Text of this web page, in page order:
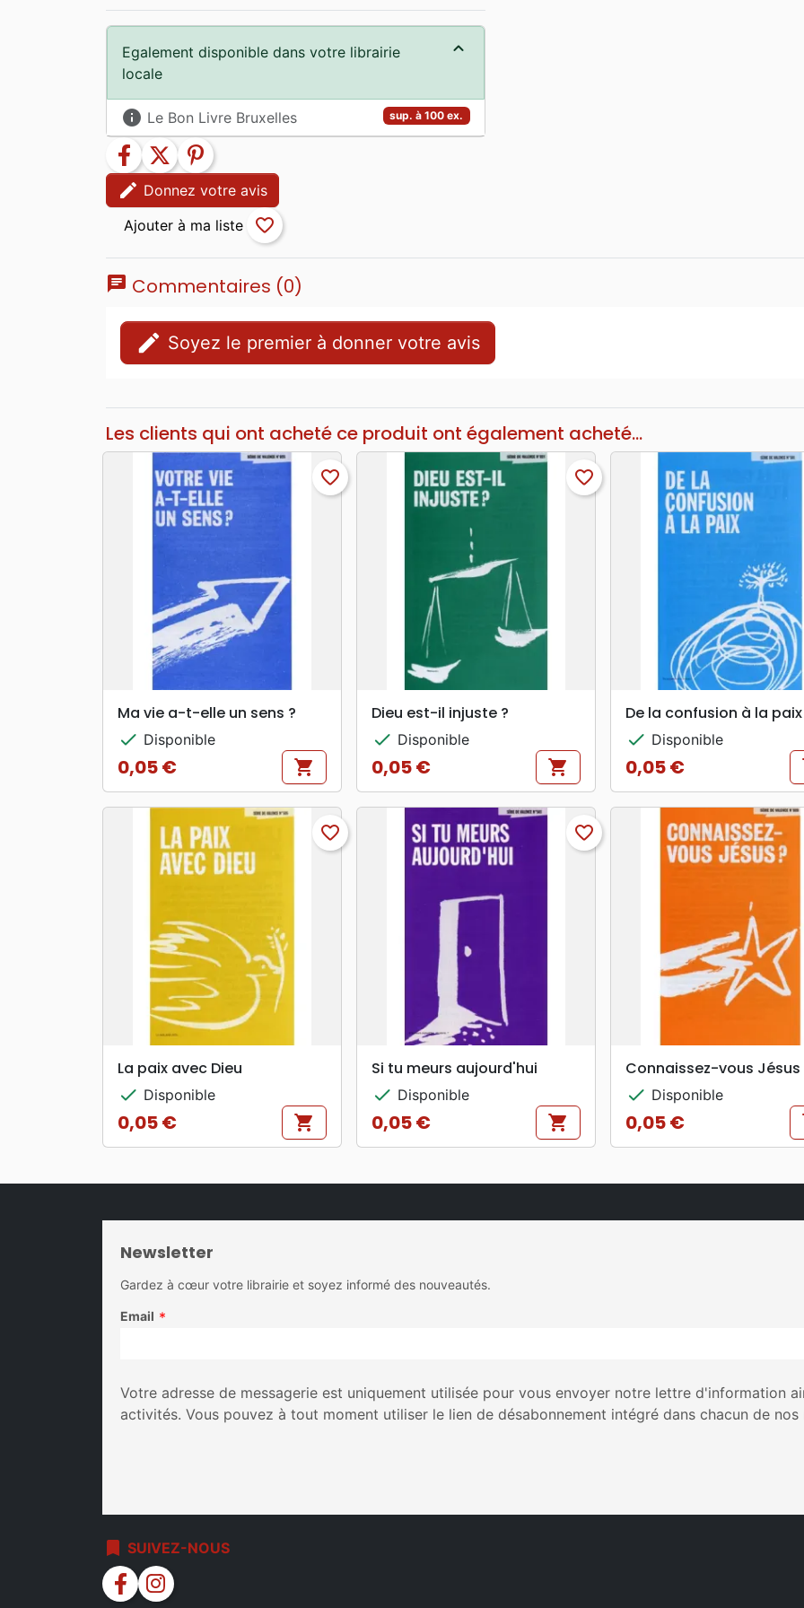
Egalement disponible dans votre librairie
locale
sup. à 100 ex.
info Le Bon Livre Bruxelles
facebook twitter
pinterest
edit Donnez votre avis
favorite_border
chat Commentaires (0)
edit Soyez le premier à donner votre avis
Les clients qui ont acheté ce produit ont également acheté...
search APERÇU RAPIDE
favorite_border
Ma vie a-t-elle un sens ?
check Disponible
Prix
0,05 € shopping_cart
search APERÇU RAPIDE
favorite_border
Dieu est-il injuste ?
check Disponible
Prix
0,05 € shopping_cart
search APERÇU RAPIDE
De la confusion à la paix
check Disponible
Prix
0,05 €
search APERÇU RAPIDE
favorite_border
La paix avec Dieu
check Disponible
Prix
0,05 € shopping_cart
search APERÇU RAPIDE
favorite_border
Si tu meurs aujourd'hui
check Disponible
Prix
0,05 € shopping_cart
search APERÇU RAPIDE
Connaissez-vous Jésus
check Disponible
Prix
0,05 €
Newsletter
Gardez à cœur votre librairie et soyez informé des nouveautés.
Email *
Votre adresse de messagerie est uniquement utilisée pour vous envoyer notre lettre d'information
activités. Vous pouvez à tout moment utiliser le lien de désabonnement intégré dans chacun de nos
bookmark SUIVEZ-NOUS
facebook instagram